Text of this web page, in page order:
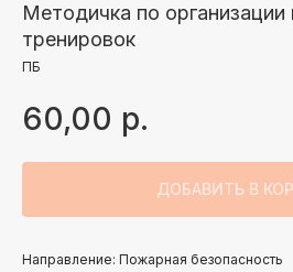
Методичка по
тренировок
ПБ
60,00 р.
ДОБАВИТЬ В
Направление: Пожарная безопасность